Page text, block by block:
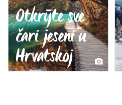
Otkrijte sve
čari jeseni u
Hrvatskoj